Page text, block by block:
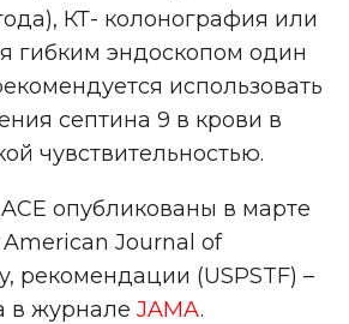
КТ- колонография или
гибким эндоскопом один
использовать
септина 9 в крови в
чувствительностью.
опубликованы в марте
American Journal of
рекомендации (USPSTF) –
в журнале JAMA.